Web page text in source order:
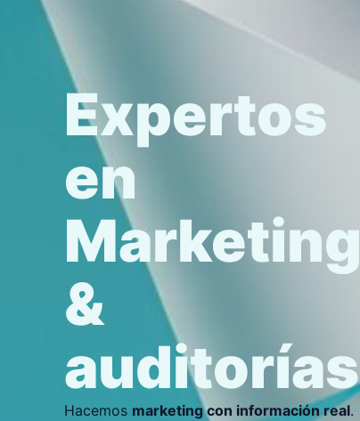
Expertos
en
Marketing
&
auditorías
Hacemos marketing con información real.